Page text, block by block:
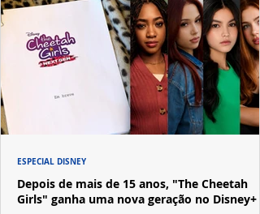
Depois de mais de 15 anos, "The Cheetah
Girls" ganha uma nova geração no Disney+
ESPECIAL DISNEY